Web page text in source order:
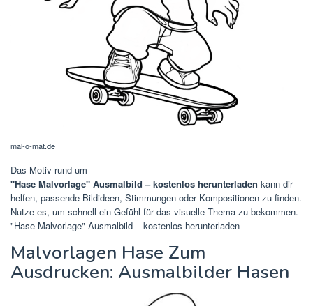
mal-o-mat.de
Das Motiv rund um
"Hase Malvorlage" Ausmalbild – kostenlos herunterladen kann dir
helfen, passende Bildideen, Stimmungen oder Kompositionen zu finden.
Nutze es, um schnell ein Gefühl für das visuelle Thema zu bekommen.
"Hase Malvorlage" Ausmalbild – kostenlos herunterladen
Malvorlagen Hase Zum
Ausdrucken: Ausmalbilder Hasen